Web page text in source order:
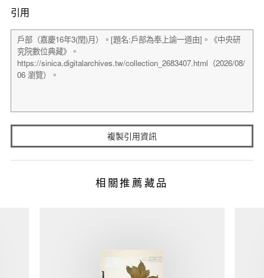
引用
複製引用資訊
相關推薦藏品